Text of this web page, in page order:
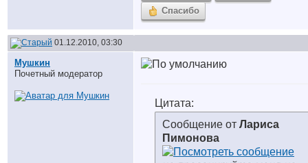
Спасибо
01.12.2010, 03:30
Мушкин
Почетный модератор
Цитата:
Сообщение от Лариса
Пимонова